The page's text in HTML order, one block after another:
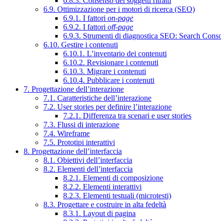
6.9. Ottimizzazione per i motori di ricerca (SEO)
6.9.1. I fattori on-page
6.9.2. I fattori off-page
6.9.3. Strumenti di diagnostica SEO: Search
6.10. Gestire i contenuti
6.10.1. L’inventario dei contenuti
6.10.2. Revisionare i contenuti
6.10.3. Migrare i contenuti
6.10.4. Pubblicare i contenuti
7. Progettazione dell’interazione
7.1. Caratteristiche dell’interazione
7.2. User stories per definire l’interazione
7.2.1. Differenza tra scenari e user stories
7.3. Flussi di interazione
7.4. Wireframe
7.5. Prototipi interattivi
8. Progettazione dell’interfaccia
8.1. Obiettivi dell’interfaccia
8.2. Elementi dell’interfaccia
8.2.1. Elementi di composizione
8.2.2. Elementi interattivi
8.2.3. Elementi testuali (microtesti)
8.3. Progettare e costruire in alta fedeltà
8.3.1. Layout di pagina